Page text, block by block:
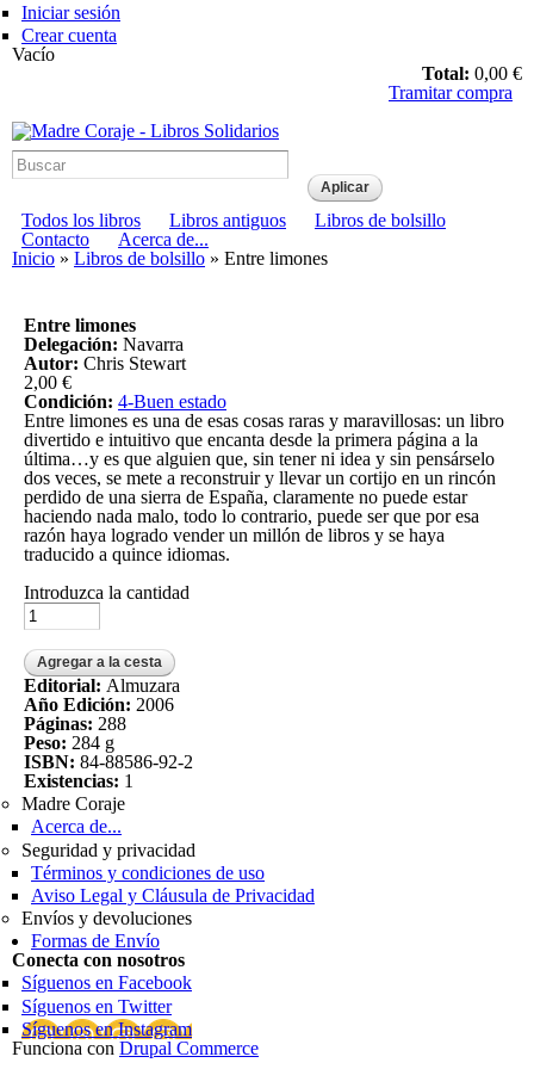
Iniciar sesión
Crear cuenta
Vacío
Total: 0,00 €
Tramitar compra
Madre Coraje - Libros Solidarios
Menú principal
Todos los libros Libros antiguos
Libros de bolsillo
Menú secundario
Contacto
Acerca de...
Usted está aquí
Inicio » Libros de bolsillo » Entre limones
Entre limones
Delegación: Navarra
Autor: Chris Stewart
2,00 €
Condición: 4-Buen estado
Entre limones es una de esas cosas raras y maravillosas: un libro
divertido e intuitivo que encanta desde la primera página a la
última…y es que alguien que, sin tener ni idea y sin pensárselo
dos veces, se mete a reconstruir y llevar un cortijo en un rincón
perdido de una sierra de España, claramente no puede estar
haciendo nada malo, todo lo contrario, puede ser que por esa
razón haya logrado vender un millón de libros y se haya
traducido a quince idiomas.
Introduzca la cantidad
Editorial: Almuzara
Año Edición: 2006
Páginas: 288
Peso: 284 g
ISBN: 84-88586-92-2
Existencias: 1
Madre Coraje
Acerca de...
Seguridad y privacidad
Términos y condiciones de uso
Aviso Legal y Cláusula de Privacidad
Envíos y devoluciones
Formas de Envío
Conecta con nosotros
Síguenos en Facebook
Síguenos en Twitter
Síguenos en Instagram
Funciona con Drupal Commerce